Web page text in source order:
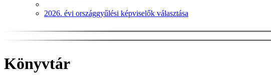
2026. évi országgyűlési képviselők választása
Könyvtár